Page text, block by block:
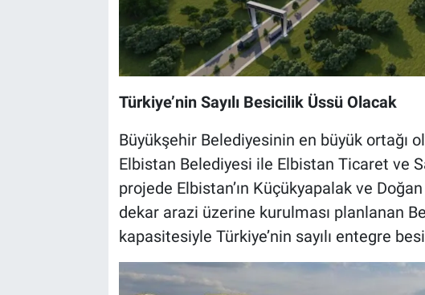
Türkiye’nin Sayılı Besicilik Üssü Olacak
Büyükşehir Belediyesinin en büyük ortağı
Elbistan Belediyesi ile Elbistan Ticaret ve
projede Elbistan’ın Küçükyapalak ve
dekar arazi üzerine kurulması planlanan
kapasitesiyle Türkiye’nin sayılı entegre